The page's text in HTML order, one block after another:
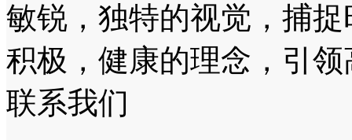
敏锐，独特的视觉，捕
积极，健康的理念，引
联系我们